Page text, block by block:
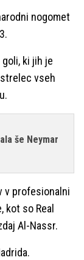
nogomet
ki jih je
vseh
še Neymar
v profesionalni
kot so Real
Al-Nassr.